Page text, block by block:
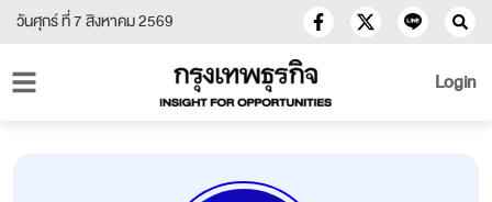
วันศุกร์ ที่ 7 สิงหาคม 2569
Login